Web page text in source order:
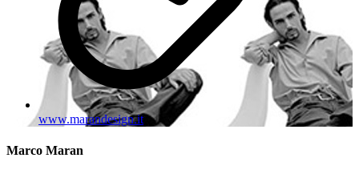
www.marandesign.it
Marco Maran